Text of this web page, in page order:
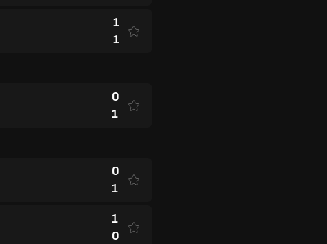
1
1
0
1
0
1
1
0